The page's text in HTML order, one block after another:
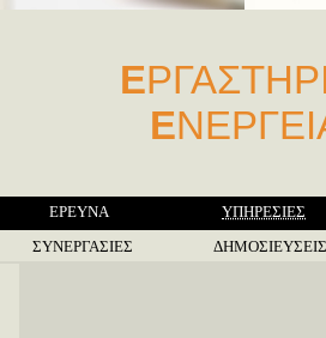
Ε
Ε
ΕΡΕΥΝΑ
ΥΠΗΡΕΣΙΕΣ
ΣΥΝΕΡΓΑΣΙΕΣ ΔΗΜΟΣΙΕΥΣΕΙΣ